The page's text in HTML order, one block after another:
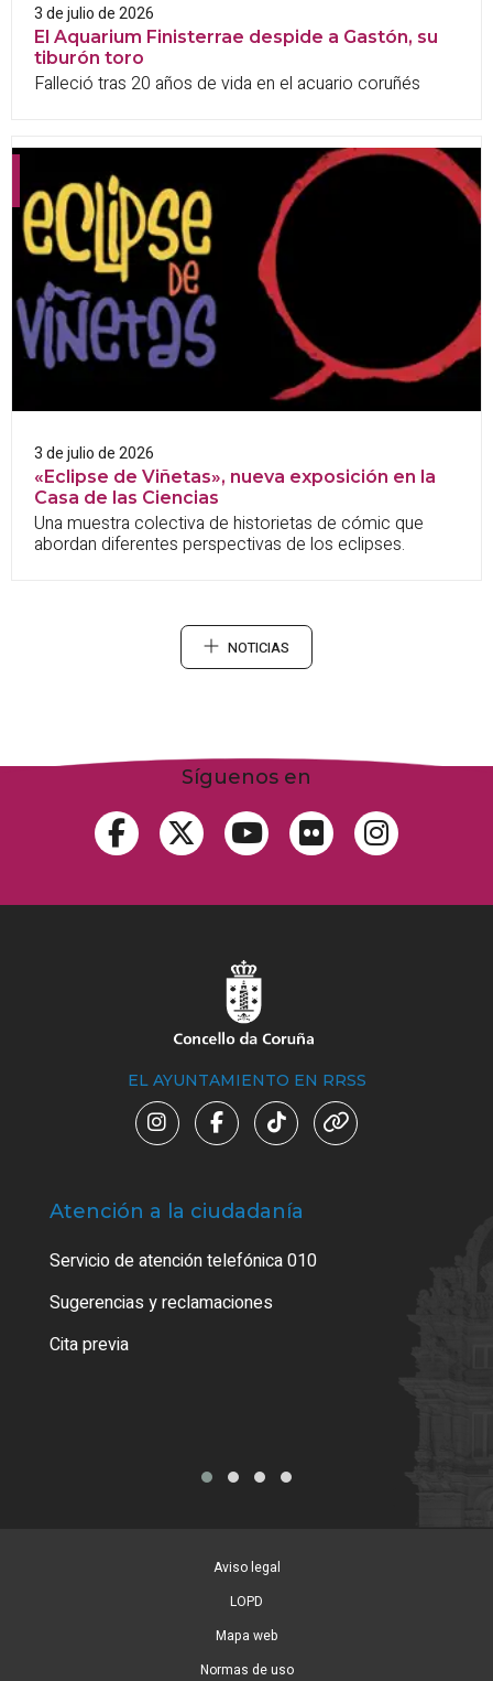
3 de julio de 2026
El Aquarium Finisterrae despide a Gastón, su
tiburón toro
Falleció tras 20 años de vida en el acuario coruñés
3 de julio de 2026
«Eclipse de Viñetas», nueva exposición en la
Casa de las Ciencias
Una muestra colectiva de historietas de cómic que
abordan diferentes perspectivas de los eclipses.
NOTICIAS
Síguenos en
EL AYUNTAMIENTO EN RRSS
Atención a la ciudadanía
Servicio de atención telefónica 010
Sugerencias y reclamaciones
Cita previa
Aviso legal
LOPD
Mapa web
Normas de uso